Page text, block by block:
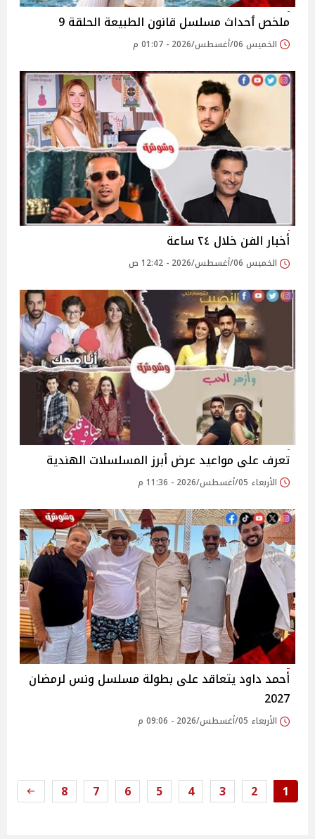
ملخص ٲحداث مسلسل قانون الطبيعة الحلقة 9
الخميس 06/أغسطس/2026 - 01:07 م
أخبار الفن خلال ٢٤ ساعة
الخميس 06/أغسطس/2026 - 12:42 ص
تعرف على مواعيد عرض أبرز المسلسلات الهندية
الأربعاء 05/أغسطس/2026 - 11:36 م
أحمد داود يتعاقد على بطولة مسلسل ونس لرمضان
2027
الأربعاء 05/أغسطس/2026 - 09:06 م
1
2
3
4
5
6
7
8